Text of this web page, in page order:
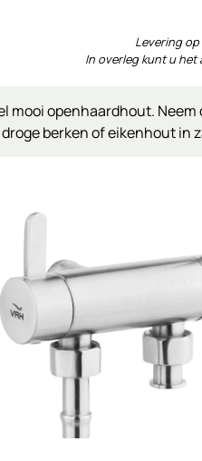
Levering
In overleg kunt u het
mooi openhaardhout.
berken of eikenhout in